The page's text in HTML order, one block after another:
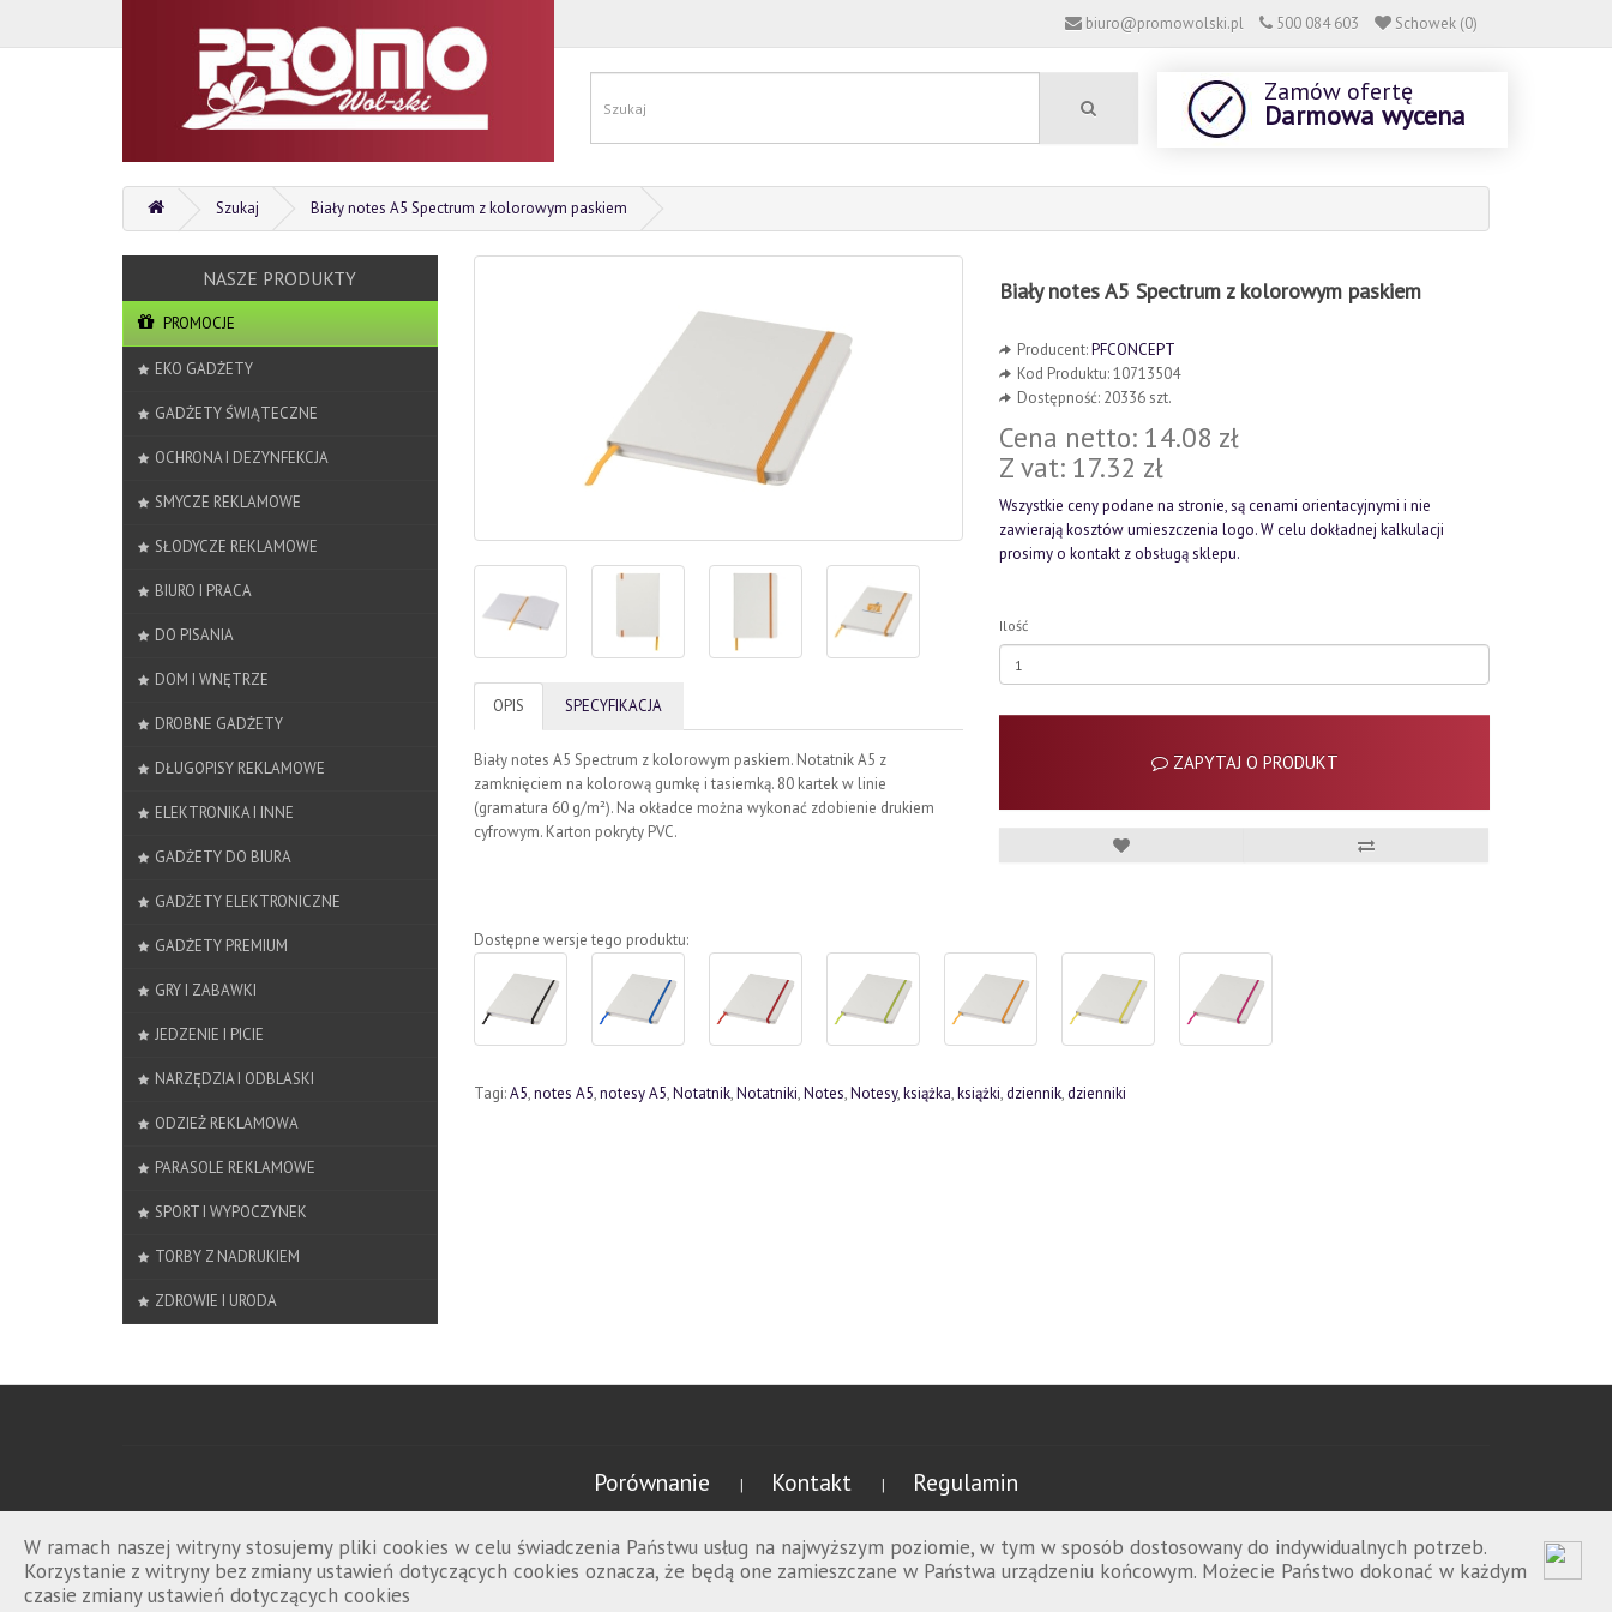
W ramach naszej witryny stosujemy pliki cookies w celu świadczenia Państwu usług na najwyższym poziomie, w tym w sposób dostosowany do indywidualnych potrzeb.
Korzystanie z witryny bez zmiany ustawień dotyczących cookies oznacza, że będą one zamieszczane w Państwa urządzeniu końcowym. Możecie Państwo dokonać w każdym
czasie zmiany ustawień dotyczących cookies
biuro@promowolski.pl 500 084 603 Schowek (0)
Zamów ofertę
Darmowa wycena
Szukaj Biały notes A5 Spectrum z kolorowym paskiem
PROMOCJE
EKO GADŻETY
GADŻETY ŚWIĄTECZNE
OCHRONA I DEZYNFEKCJA
SMYCZE REKLAMOWE
SŁODYCZE REKLAMOWE
BIURO I PRACA
DO PISANIA
DOM I WNĘTRZE
DROBNE GADŻETY
DŁUGOPISY REKLAMOWE
ELEKTRONIKA I INNE
GADŻETY DO BIURA
GADŻETY ELEKTRONICZNE
GADŻETY PREMIUM
GRY I ZABAWKI
JEDZENIE I PICIE
NARZĘDZIA I ODBLASKI
ODZIEŻ REKLAMOWA
PARASOLE REKLAMOWE
SPORT I WYPOCZYNEK
TORBY Z NADRUKIEM
ZDROWIE I URODA
OPIS SPECYFIKACJA
Biały notes A5 Spectrum z kolorowym paskiem. Notatnik A5 z
zamknięciem na kolorową gumkę i tasiemką. 80 kartek w linie
(gramatura 60 g/m²). Na okładce można wykonać zdobienie drukiem
cyfrowym. Karton pokryty PVC.
Biały notes A5 Spectrum z kolorowym paskiem
Producent:PFCONCEPT
Kod Produktu: 10713504
Dostępność: 20336 szt.
Cena netto: 14.08 zł
Z vat: 17.32 zł
Wszystkie ceny podane na stronie, są cenami orientacyjnymi i nie
zawierają kosztów umieszczenia logo. W celu dokładnej kalkulacji
prosimy o kontakt z obsługą sklepu.
Ilość
ZAPYTAJ O PRODUKT
Dostępne wersje tego produktu:
Tagi:A5,notes A5,notesy A5,Notatnik,Notatniki,Notes,Notesy,książka,książki,dziennik,dzienniki
Porównanie | Kontakt | Regulamin
Promowolski.pl © 2026 wszelkie prawa zastrzeżone.